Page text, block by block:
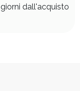
dall'acquisto